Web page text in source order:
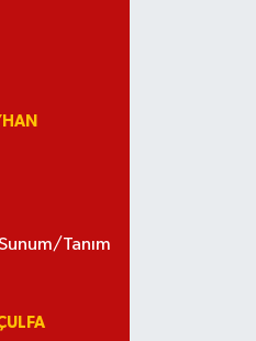
Tanım